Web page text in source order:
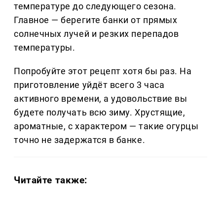
температуре до следующего сезона.
Главное — берегите банки от прямых
солнечных лучей и резких перепадов
температуры.
Попробуйте этот рецепт хотя бы раз. На
приготовление уйдёт всего 3 часа
активного времени, а удовольствие вы
будете получать всю зиму. Хрустящие,
ароматные, с характером — такие огурцы
точно не задержатся в банке.
Читайте также: